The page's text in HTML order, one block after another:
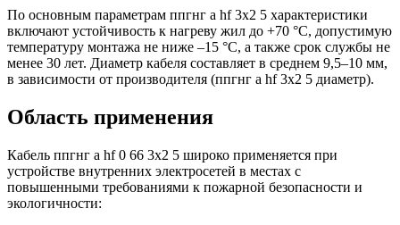
По основным параметрам ппгнг а hf 3х2 5 характеристики
включают устойчивость к нагреву жил до +70 °C, допустимую
температуру монтажа не ниже –15 °C, а также срок службы не
менее 30 лет. Диаметр кабеля составляет в среднем 9,5–10 мм,
в зависимости от производителя (ппгнг а hf 3х2 5 диаметр).
Область применения
Кабель ппгнг а hf 0 66 3х2 5 широко применяется при
устройстве внутренних электросетей в местах с
повышенными требованиями к пожарной безопасности и
экологичности: